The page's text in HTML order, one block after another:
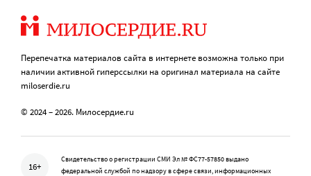
Перепечатка материалов сайта в интернете возможна только при
наличии активной гиперссылки на оригинал материала на сайте
miloserdie.ru
© 2024 – 2026. Милосердие.ru
16+
Свидетельство о регистрации СМИ Эл № ФС77-57850 выдано
федеральной службой по надзору в сфере связи, информационных